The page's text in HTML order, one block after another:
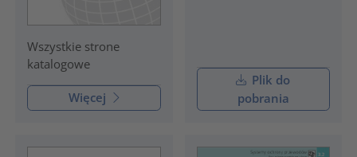
Wszystkie strone
katalogowe
Więcej
Plik do
pobrania